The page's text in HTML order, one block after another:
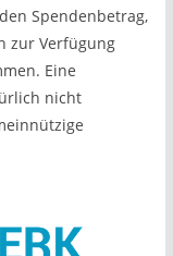
Spendenbetrag,
zur Verfügung
Eine
nicht